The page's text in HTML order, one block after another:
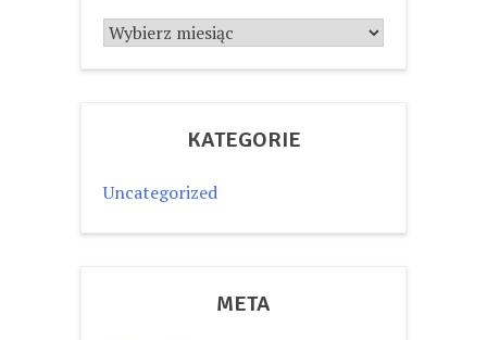
Archiwum
KATEGORIE
Uncategorized
META